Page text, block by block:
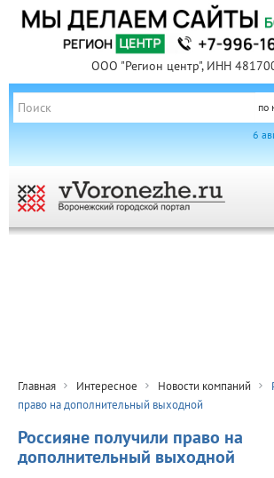
ООО "Регион центр", ИНН
по
6
Главная Интересное Новости компаний
право на дополнительный выходной
Россияне получили право на
дополнительный выходной